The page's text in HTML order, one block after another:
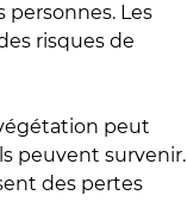
Les
risques de
peut
peuvent survenir.
des pertes